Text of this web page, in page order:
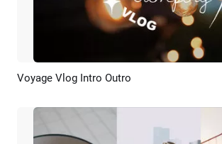
Aperçu
Voyage Vlog Intro Outro